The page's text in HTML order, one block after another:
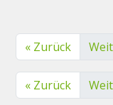
« Zurück
« Zurück